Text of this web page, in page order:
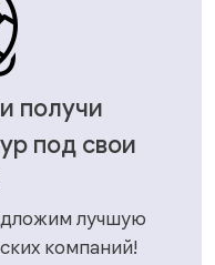
получи
под свои
лучшую
компаний!